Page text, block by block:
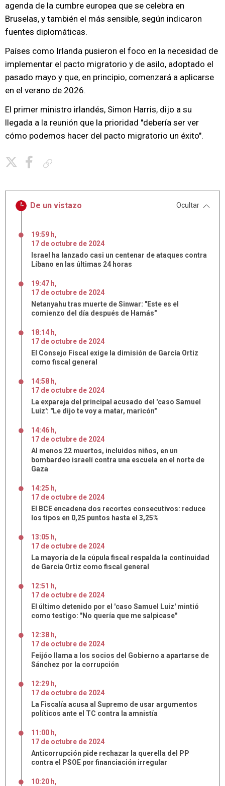
agenda de la cumbre europea que se celebra en
Bruselas, y también el más sensible, según indicaron
fuentes diplomáticas.
Países como Irlanda pusieron el foco en la necesidad de
implementar el pacto migratorio y de asilo, adoptado el
pasado mayo y que, en principio, comenzará a aplicarse
en el verano de 2026.
El primer ministro irlandés, Simon Harris, dijo a su
llegada a la reunión que la prioridad "debería ser ver
cómo podemos hacer del pacto migratorio un éxito".
De un vistazo Ocultar
19:59 h,
17 de octubre de 2024
Israel ha lanzado casi un centenar de ataques contra
Líbano en las últimas 24 horas
19:47 h,
17 de octubre de 2024
Netanyahu tras muerte de Sinwar: "Este es el
comienzo del día después de Hamás"
18:14 h,
17 de octubre de 2024
El Consejo Fiscal exige la dimisión de García Ortiz
como fiscal general
14:58 h,
17 de octubre de 2024
La expareja del principal acusado del 'caso Samuel
Luiz': "Le dijo te voy a matar, maricón"
14:46 h,
17 de octubre de 2024
Al menos 22 muertos, incluidos niños, en un
bombardeo israelí contra una escuela en el norte de
Gaza
14:25 h,
17 de octubre de 2024
El BCE encadena dos recortes consecutivos: reduce
los tipos en 0,25 puntos hasta el 3,25%
13:05 h,
17 de octubre de 2024
La mayoría de la cúpula fiscal respalda la continuidad
de García Ortiz como fiscal general
12:51 h,
17 de octubre de 2024
El último detenido por el 'caso Samuel Luiz' mintió
como testigo: "No quería que me salpicase"
12:38 h,
17 de octubre de 2024
Feijóo llama a los socios del Gobierno a apartarse de
Sánchez por la corrupción
12:29 h,
17 de octubre de 2024
La Fiscalía acusa al Supremo de usar argumentos
políticos ante el TC contra la amnistía
11:00 h,
17 de octubre de 2024
Anticorrupción pide rechazar la querella del PP
contra el PSOE por financiación irregular
10:20 h,